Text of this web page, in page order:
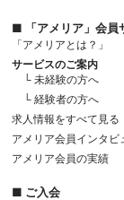
■ 「アメリア」会員
「アメリアとは？」
サービスのご案内
└ 未経験の方へ
└ 経験者の方へ
求人情報をすべて見る
アメリア会員インタビ
アメリア会員の実績
■ ご入会